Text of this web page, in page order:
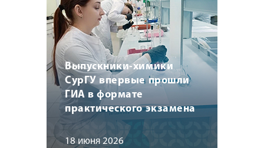
Выпускники-химики
СурГУ впервые прошли
ГИА в формате
практического экзамена
18 июня 2026